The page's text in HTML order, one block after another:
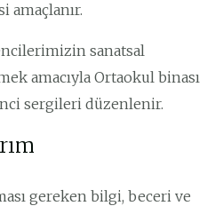
amaçlanır.
sanatsal
amacıyla Ortaokul binası
sergileri düzenlenir.
gereken bilgi, beceri ve